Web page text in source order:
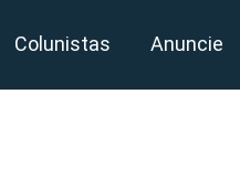
Colunistas Anuncie